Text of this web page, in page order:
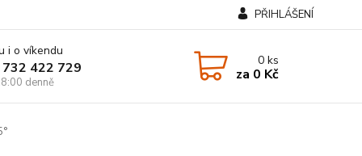
PŘIHLÁŠENÍ
i o víkendu
422 729
denně
0ks
za 0 Kč